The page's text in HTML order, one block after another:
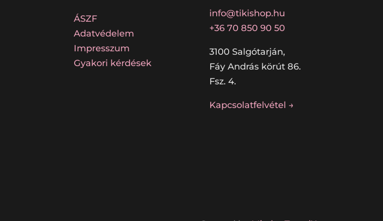
ÁSZF
Adatvédelem
Impresszum
Gyakori kérdések
info@tikishop.hu
+36 70 850 90 50
3100 Salgótarján,
Fáy András körút 86.
Fsz. 4.
Kapcsolatfelvétel →